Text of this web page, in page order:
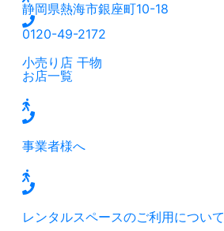
静岡県熱海市銀座町10-18
0120-49-2172
小売り店 干物
お店一覧
事業者様へ
レンタルスペースのご利用について